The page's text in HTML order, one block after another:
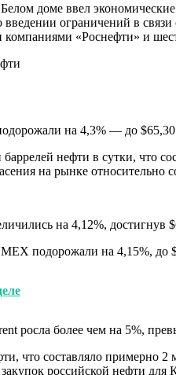
Белом доме ввел
ограничений в
«Роснефти» и
на 4,3% — до
нефти в сутки, что
на рынке
на 4,12%, достигнув
подорожали на 4,15%, до
росла более чем на 5%,
что составляло примерно
российской нефти